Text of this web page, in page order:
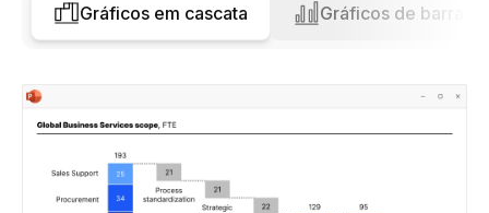
Gráficos em cascata Gráficos de barras